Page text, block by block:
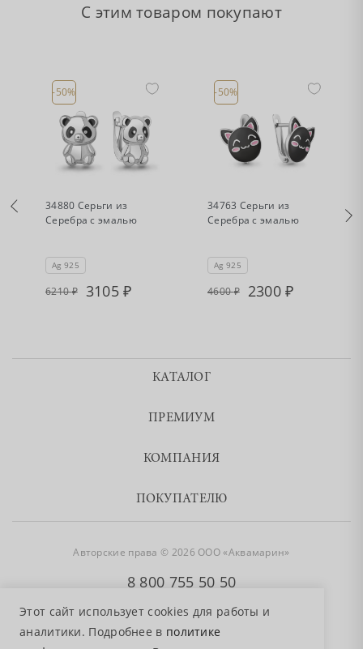
Этот сайт использует cookies для работы и
аналитики. Подробнее в политике
С этим товаром покупают
-50%
34880 Серьги из
Серебра с эмалью
Ag 925
6210 3105
-50%
34763 Серьги из
Серебра с эмалью
Ag 925
4600 2300
КАТАЛОГ
ПРЕМИУМ
КОМПАНИЯ
ПОКУПАТЕЛЮ
Авторские права © 2026 ООО «Аквамарин»
8 800 755 50 50